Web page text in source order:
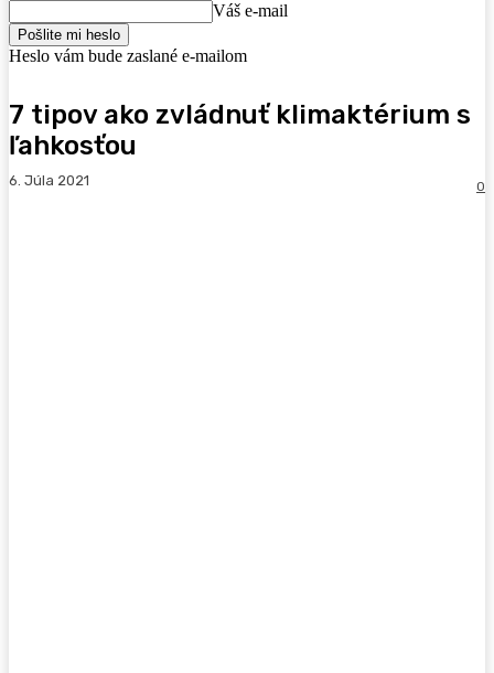
Váš e-mail
Heslo vám bude zaslané e-mailom
7 tipov ako zvládnuť klimaktérium s
ľahkosťou
6. Júla 2021 0